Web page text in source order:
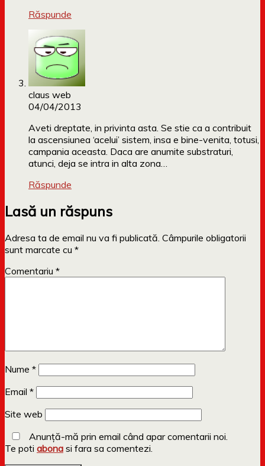
Răspunde
claus web
04/04/2013
Aveti dreptate, in privinta asta. Se stie ca a contribuit
la ascensiunea ‘acelui’ sistem, insa e bine-venita, totusi,
campania aceasta. Daca are anumite substraturi,
atunci, deja se intra in alta zona…
Răspunde
Lasă un răspuns
Adresa ta de email nu va fi publicată. Câmpurile obligatorii
sunt marcate cu *
Comentariu *
Nume *
Email *
Site web
Anunță-mă prin email când apar comentarii noi.
Te poti abona si fara sa comentezi.